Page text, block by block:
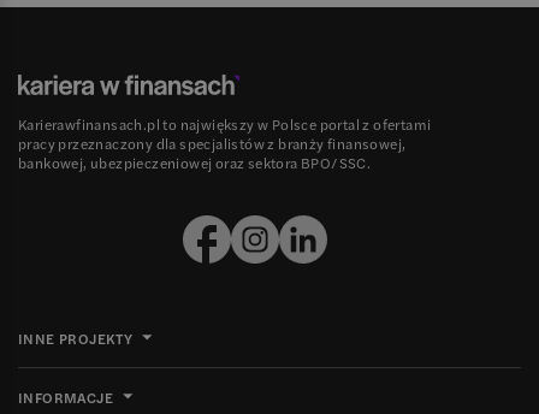
Karierawfinansach.pl to największy w Polsce portal z ofertami
pracy przeznaczony dla specjalistów z branży finansowej,
bankowej, ubezpieczeniowej oraz sektora BPO/SSC.
INNE PROJEKTY
INFORMACJE